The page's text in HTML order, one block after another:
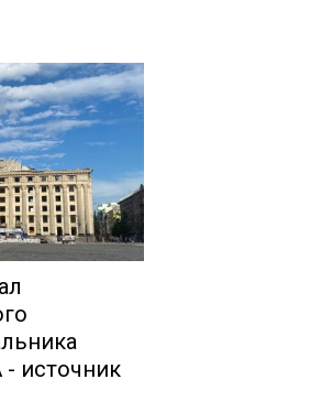
источник